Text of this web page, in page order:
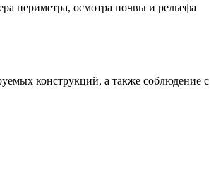
периметра, осмотра почвы и рельефа
конструкций, а также соблюдение с